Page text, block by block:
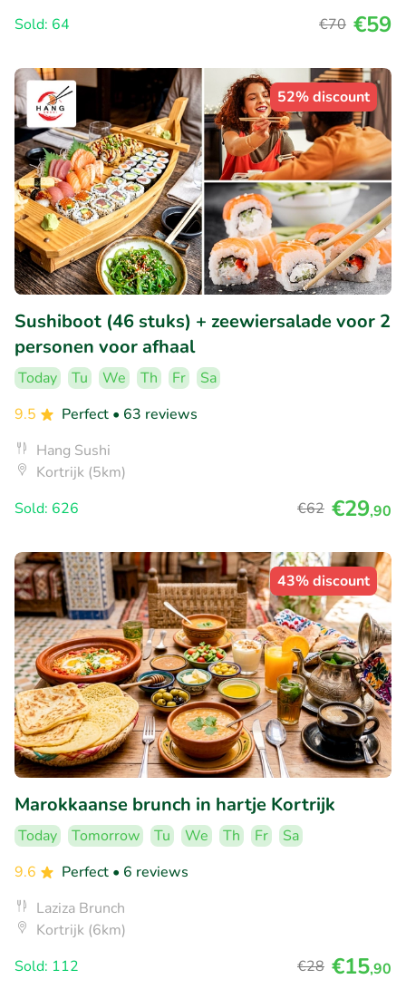
Sold: 64
€70 €59
52% discount
Sushiboot (46 stuks) + zeewiersalade voor 2
personen voor afhaal
Today Tu We Th Fr
Sa
9.5
Perfect • 63 reviews
Hang Sushi
Kortrijk (5km)
Sold: 626
€62 €29,90
43% discount
Marokkaanse brunch in hartje Kortrijk
Today Tomorrow Tu We Th Fr
Sa
9.6
Perfect • 6 reviews
Laziza Brunch
Kortrijk (6km)
Sold: 112
€28 €15,90